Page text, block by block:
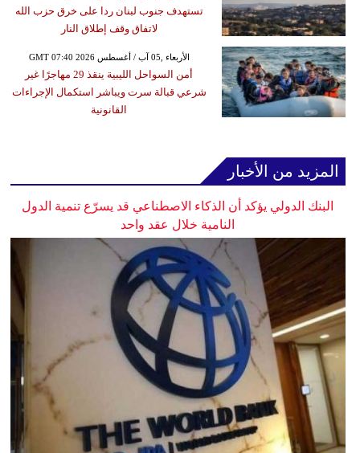
تستهدف جنوب لبنان ردا على خرق حزب الله
لاتفاق وقف إطلاق النار
GMT 07:40 2026 الأربعاء ,05 آب / أغسطس
أمن السواحل الليبية ينقذ 29 مهاجرًا غير
شرعي قبالة سرت ويباشر استكمال الإجراءات
القانونية
المزيد من الأخبار
البنك الدولي يؤكد أن الذكاء الاصطناعي قد يسرّع تنمية الدول
النامية خلال عقد واحد